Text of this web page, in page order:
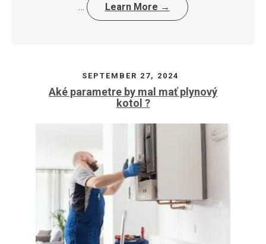
… Learn More →
SEPTEMBER 27, 2024
Aké parametre by mal mať plynový
kotol ?